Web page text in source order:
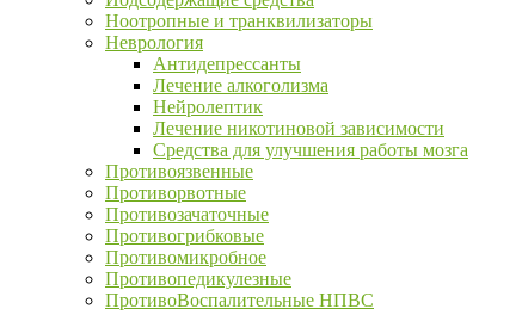
Ноотропные и транквилизаторы
Неврология
Антидепрессанты
Лечение алкоголизма
Нейролептик
Лечение никотиновой зависимости
Средства для улучшения работы мозга
Противоязвенные
Противорвотные
Противозачаточные
Противогрибковые
Противомикробное
Противопедикулезные
ПротивоВоспалительные НПВС